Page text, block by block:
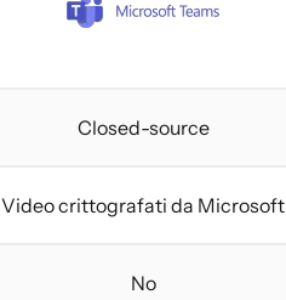
Closed-source
Video crittografati da Microsoft
No